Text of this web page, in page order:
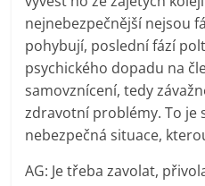
nejnebezpečnější nejsou
pohybují, poslední fází
psychického dopadu na
samovznícení, tedy
zdravotní problémy. To je
nebezpečná situace,
AG: Je třeba zavolat,